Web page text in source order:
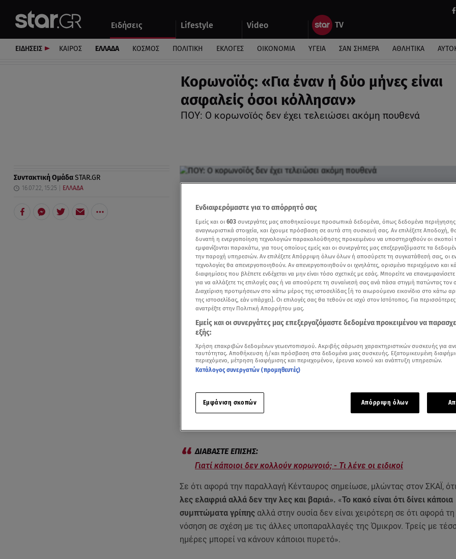
Ειδήσεις Lifestyle Video
Αυτοκίνητο
ΕΙΔΗΣΕΙΣ ΚΑΙΡΟΣ ΕΛΛΑΔΑ ΚΟΣΜΟΣ ΠΟΛΙΤΙΚΗ ΕΚΛΟΓΕΣ ΟΙΚΟΝΟΜΙΑ ΥΓΕΙΑ ΣΑΝ ΣΗΜΕΡΑ ΑΘΛΗΤΙΚΑ
Kορωνοϊός: «Για έναν ή δύο μήνες είναι
ασφαλείς όσοι κόλλησαν»
ΠΟΥ: Ο κορωνοϊός δεν έχει τελειώσει ακόμη πουθενά
Συντακτική ΟμάδαSTAR.GR
16.07.22, 15:25 ΕΛΛΑΔΑ
Δείτε περισσότερα άρθρα μας στα αποτελέσματα αναζήτησης
«Μόνο για έναν ή δύο μήνες είναι ασφαλείς όσοι κόλλησανκορωνοϊό»,
Γιατί κάποιοι δεν κολλούν κορωνοιό; - Τι λένε οι ειδικοί
Σε ότι αφορά την παραλλαγή Κένταυρος σημείωσε, μλώντας στον ΣΚΑΪ,
λες ελαφριά αλλά δεν την λες και βαριά». «Το κακό είναι ότι δίνει κάποια
συμπτώματα γρίπηςαλλά στην ουσία δεν είναι χειρότερη σε ότι αφορά
νόσηση σε σχέση με τις άλλες υποπαραλλαγές της Όμικρον. Τρείς με
ημέρες μπορεί να κάνουν κάποιοι πυρετό».
Ενδιαφερόμαστε για το απόρρητό σας
Εμείς και οι 603 συνεργάτες μας αποθηκεύουμε προσωπικά δεδομένα, όπως δεδομένα
αναγνωριστικά στοιχεία, και έχουμε πρόσβαση σε αυτά στη συσκευή σας. Αν επιλέξετε Αποδοχή,
δυνατή η ενεργοποίηση τεχνολογιών παρακολούθησης προκειμένου να υποστηριχθούν οι σκοποί
εμφανίζονται παρακάτω, για τους οποίους εμείς και οι συνεργάτες μας επεξεργαζόμαστε τα
την παροχή υπηρεσιών. Αν επιλέξετε Απόρριψη όλων όλων ή αποσύρετε τη συγκατάθεσή σας, οι
τεχνολογίες θα απενεργοποιηθούν. Αν απενεργοποιηθούν οι ιχνηλάτες, ορισμένο περιεχόμενο και
διαφημίσεις που βλέπετε ενδέχεται να μην είναι τόσο σχετικές με εσάς. Μπορείτε να
για να αλλάξετε τις επιλογές σας ή να αποσύρετε τη συναίνεσή σας ανά πάσα στιγμή πατώντας τον
Διαχείριση προτιμήσεων στο κάτω μέρος της ιστοσελίδας [ή το αιωρούμενο εικονίδιο στο κάτω
της ιστοσελίδας, εάν υπάρχει]. Οι επιλογές σας θα τεθούν σε ισχύ στον Ιστότοπος. Για
ανατρέξτε στην Πολιτική Απορρήτου μας.
Εμείς και οι συνεργάτες μας επεξεργαζόμαστε δεδομένα προκειμένου να
εξής:
Χρήση επακριβών δεδομένων γεωεντοπισμού. Ακριβής σάρωση χαρακτηριστικών συσκευής για
ταυτότητας. Αποθήκευση ή/και πρόσβαση στα δεδομένα μιας συσκευής. Εξατομικευμένη
περιεχόμενο, μέτρηση διαφήμισης και περιεχομένου, έρευνα κοινού και ανάπτυξη υπηρεσιών.
Κατάλογος συνεργατών (προμηθευτές)
Εμφάνιση σκοπών Απόρριψη όλων